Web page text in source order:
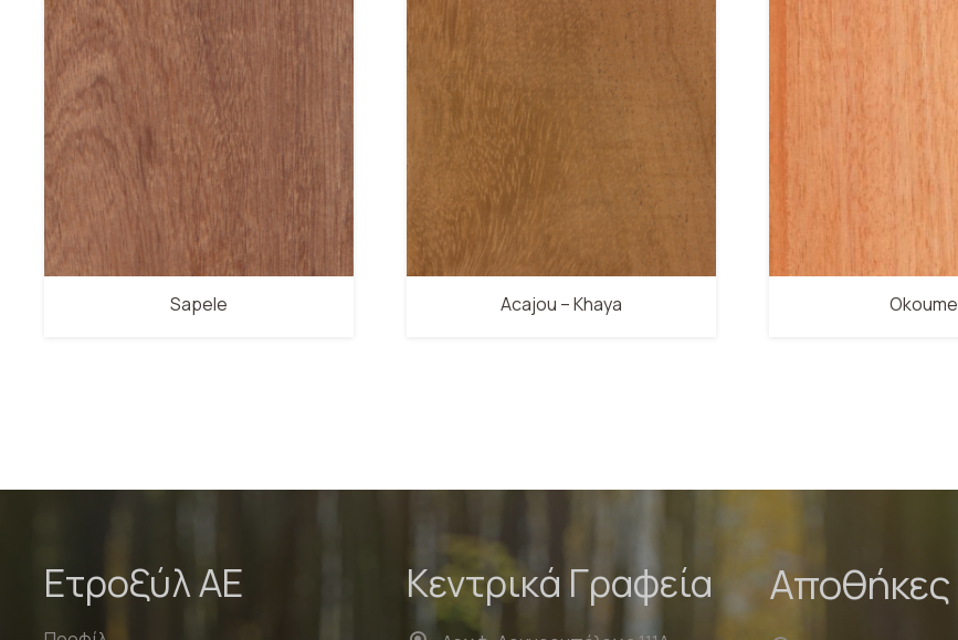
Sapele Acajou – Khaya Okoume
Ετροξύλ ΑΕ Κεντρικά Γραφεία Αποθήκες